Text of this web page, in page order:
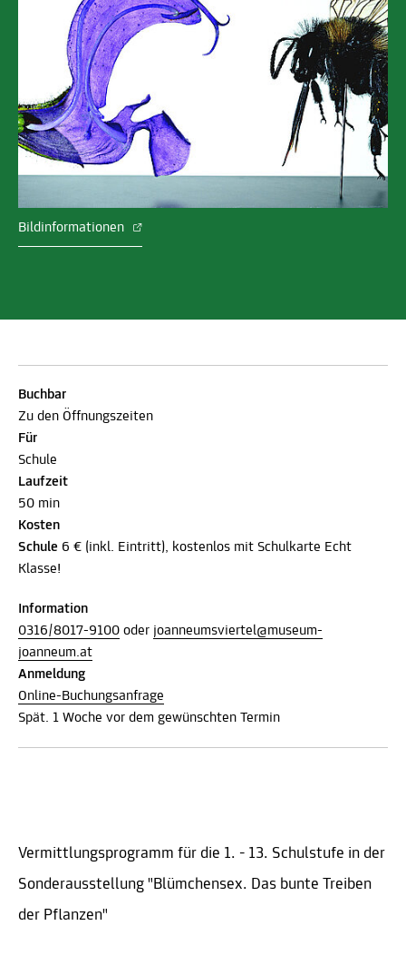
Bildinformationen
Buchbar
Zu den Öffnungszeiten
Für
Schule
Laufzeit
50 min
Kosten
Schule 6 € (inkl. Eintritt), kostenlos mit Schulkarte Echt
Klasse!
Information
0316/8017-9100 oder joanneumsviertel@museum-
joanneum.at
Anmeldung
Online-Buchungsanfrage
Spät. 1 Woche vor dem gewünschten Termin
Vermittlungsprogramm für die 1. - 13. Schulstufe in der
Sonderausstellung "Blümchensex. Das bunte Treiben
der Pflanzen"